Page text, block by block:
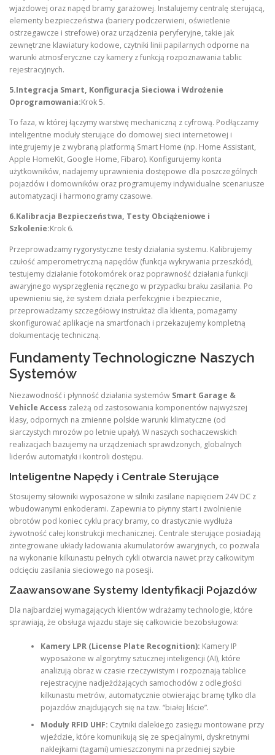
wjazdowej oraz napęd bramy garażowej. Instalujemy centralę sterującą,
elementy bezpieczeństwa (bariery podczerwieni, oświetlenie
ostrzegawcze i strefowe) oraz urządzenia peryferyjne, takie jak
zewnętrzne klawiatury kodowe, czytniki linii papilarnych odporne na
warunki atmosferyczne czy kamery z funkcją rozpoznawania tablic
rejestracyjnych.
5.Integracja Smart, Konfiguracja Sieciowa i Wdrożenie
Oprogramowania:Krok 5.
To faza, w której łączymy warstwę mechaniczną z cyfrową. Podłączamy
inteligentne moduły sterujące do domowej sieci internetowej i
integrujemy je z wybraną platformą Smart Home (np. Home Assistant,
Apple HomeKit, Google Home, Fibaro). Konfigurujemy konta
użytkowników, nadajemy uprawnienia dostępowe dla poszczególnych
pojazdów i domowników oraz programujemy indywidualne scenariusze
automatyzacji i harmonogramy czasowe.
6.Kalibracja Bezpieczeństwa, Testy Obciążeniowe i
Szkolenie:Krok 6.
Przeprowadzamy rygorystyczne testy działania systemu. Kalibrujemy
czułość amperometryczną napędów (funkcja wykrywania przeszkód),
testujemy działanie fotokomórek oraz poprawność działania funkcji
awaryjnego wysprzęglenia ręcznego w przypadku braku zasilania. Po
upewnieniu się, że system działa perfekcyjnie i bezpiecznie,
przeprowadzamy szczegółowy instruktaż dla klienta, pomagamy
skonfigurować aplikacje na smartfonach i przekazujemy kompletną
dokumentację techniczną.
Fundamenty Technologiczne Naszych
Systemów
Niezawodność i płynność działania systemów Smart Garage &
Vehicle Access zależą od zastosowania komponentów najwyższej
klasy, odpornych na zmienne polskie warunki klimatyczne (od
siarczystych mrozów po letnie upały). W naszych sochaczewskich
realizacjach bazujemy na urządzeniach sprawdzonych, globalnych
liderów automatyki i kontroli dostępu.
Inteligentne Napędy i Centrale Sterujące
Stosujemy siłowniki wyposażone w silniki zasilane napięciem 24V DC z
wbudowanymi enkoderami. Zapewnia to płynny start i zwolnienie
obrotów pod koniec cyklu pracy bramy, co drastycznie wydłuża
żywotność całej konstrukcji mechanicznej. Centrale sterujące posiadają
zintegrowane układy ładowania akumulatorów awaryjnych, co pozwala
na wykonanie kilkunastu pełnych cykli otwarcia nawet przy całkowitym
odcięciu zasilania sieciowego na posesji.
Zaawansowane Systemy Identyfikacji Pojazdów
Dla najbardziej wymagających klientów wdrażamy technologie, które
sprawiają, że obsługa wjazdu staje się całkowicie bezobsługowa:
Kamery LPR (License Plate Recognition): Kamery IP
wyposażone w algorytmy sztucznej inteligencji (AI), które
analizują obraz w czasie rzeczywistym i rozpoznają tablice
rejestracyjne nadjeżdżających samochodów z odległości
kilkunastu metrów, automatycznie otwierając bramę tylko dla
pojazdów znajdujących się na tzw. “białej liście”.
Moduły RFID UHF: Czytniki dalekiego zasięgu montowane przy
wjeździe, które komunikują się ze specjalnymi, dyskretnymi
naklejkami (tagami) umieszczonymi na przedniej szybie